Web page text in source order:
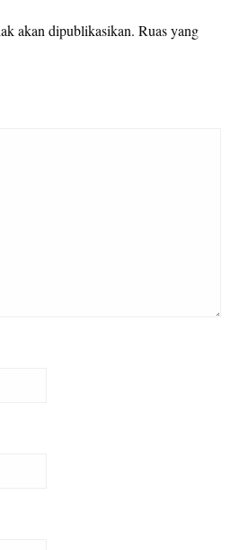
akan dipublikasikan. Ruas yang